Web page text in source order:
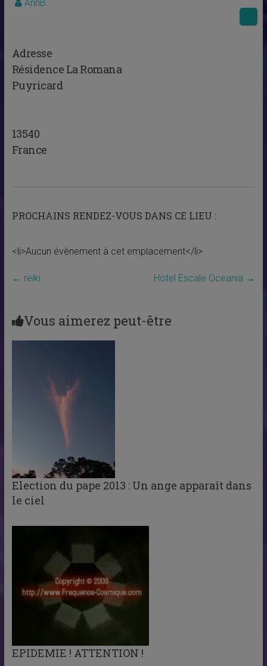
AnnB
Adresse
Résidence La Romana
Puyricard
13540
France
PROCHAINS RENDEZ-VOUS DANS CE LIEU :
<li>Aucun évènement à cet emplacement</li>
← reiki Hotel Escale Oceania →
Vous aimerez peut-être
Election du pape 2013 : Un ange apparaît dans
le ciel
EPIDEMIE ! ATTENTION !